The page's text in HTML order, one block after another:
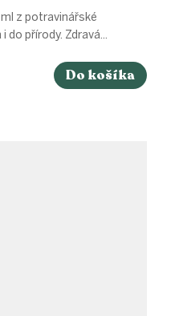
Do košíka
z potravinářské
přírody. Zdravá...